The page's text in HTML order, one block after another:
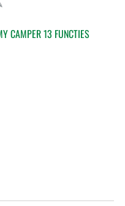
CAMPER 13 FUNCTIES